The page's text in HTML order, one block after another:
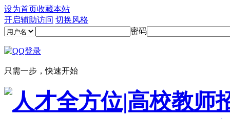
设为首页收藏本站
开启辅助访问 切换风格
密码
只需一步，快速开始